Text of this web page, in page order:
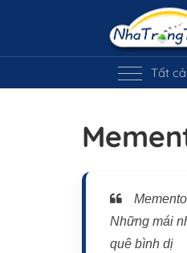
Tất
Những mái
quê bình dị